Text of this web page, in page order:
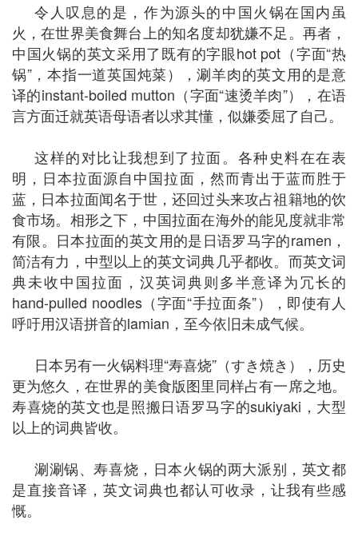
令人叹息的是，作为源头的中国火锅在国内虽
火，在世界美食舞台上的知名度却犹嫌不足。再者，
中国火锅的英文采用了既有的字眼hot pot（字面“热
锅”，本指一道英国炖菜），涮羊肉的英文用的是意
译的instant-boiled mutton（字面“速烫羊肉”），在语
言方面迁就英语母语者以求其懂，似嫌委屈了自己。
这样的对比让我想到了拉面。各种史料在在表
明，日本拉面源自中国拉面，然而青出于蓝而胜于
蓝，日本拉面闻名于世，还回过头来攻占祖籍地的饮
食市场。相形之下，中国拉面在海外的能见度就非常
有限。日本拉面的英文用的是日语罗马字的ramen，
简洁有力，中型以上的英文词典几乎都收。而英文词
典未收中国拉面，汉英词典则多半意译为冗长的
hand-pulled noodles（字面“手拉面条”），即使有人
呼吁用汉语拼音的lamian，至今依旧未成气候。
日本另有一火锅料理“寿喜烧”（すき焼き），历史
更为悠久，在世界的美食版图里同样占有一席之地。
寿喜烧的英文也是照搬日语罗马字的sukiyaki，大型
以上的词典皆收。
涮涮锅、寿喜烧，日本火锅的两大派别，英文都
是直接音译，英文词典也都认可收录，让我有些感
慨。